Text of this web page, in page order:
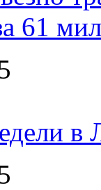
61
в